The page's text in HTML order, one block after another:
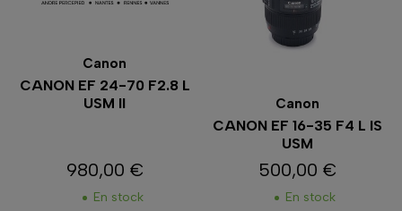
Canon
CANON EF 24-70 F2.8 L
USM II
Prix
980,00 €
En stock
Canon
CANON EF 16-35 F4 L IS
USM
Prix
500,00 €
En stock